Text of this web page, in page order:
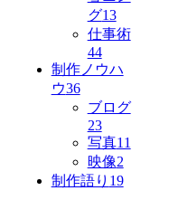
グ13
仕事術
44
制作ノウハ
ウ36
ブログ
23
写真11
映像2
制作語り 19